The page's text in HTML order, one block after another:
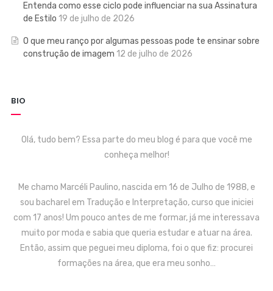
Entenda como esse ciclo pode influenciar na sua Assinatura
de Estilo 19 de julho de 2026
O que meu ranço por algumas pessoas pode te ensinar sobre
construção de imagem 12 de julho de 2026
BIO
Olá, tudo bem? Essa parte do meu blog é para que você me
conheça melhor!
Me chamo Marcéli Paulino, nascida em 16 de Julho de 1988, e
sou bacharel em Tradução e Interpretação, curso que iniciei
com 17 anos! Um pouco antes de me formar, já me interessava
muito por moda e sabia que queria estudar e atuar na área.
Então, assim que peguei meu diploma, foi o que fiz: procurei
formações na área, que era meu sonho…